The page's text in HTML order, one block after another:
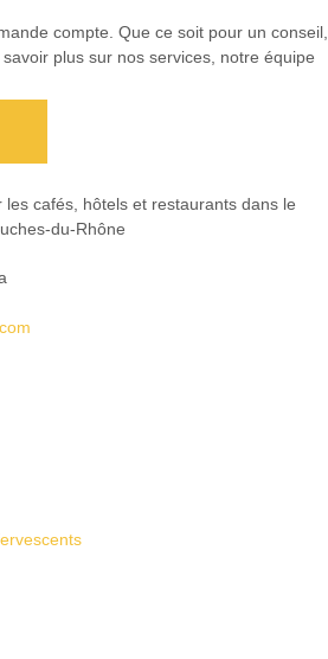
compte. Que ce soit pour un conseil,
plus sur nos services, notre équipe
cafés, hôtels et restaurants dans le
du-Rhône